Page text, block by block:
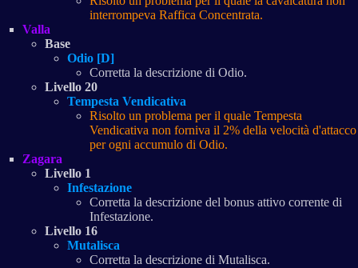
interrompeva Raffica Concentrata.
Valla
Base
Odio [D]
Corretta la descrizione di Odio.
Livello 20
Tempesta Vendicativa
Risolto un problema per il quale Tempesta
Vendicativa non forniva il 2% della velocità d'attacco
per ogni accumulo di Odio.
Zagara
Livello 1
Infestazione
Corretta la descrizione del bonus attivo corrente di
Infestazione.
Livello 16
Mutalisca
Corretta la descrizione di Mutalisca.